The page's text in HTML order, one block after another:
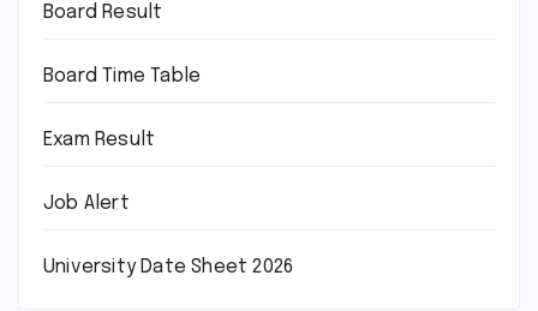
Board Result
Board Time Table
Exam Result
Job Alert
University Date Sheet 2026